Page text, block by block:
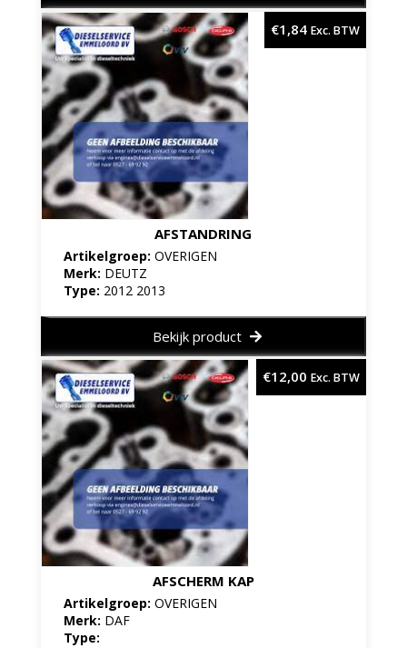
AFSTANDRING
Artikelgroep: OVERIGEN
Merk: DEUTZ
Type: 2012 2013
€1,84 Exc. BTW
Bekijk product
AFSCHERM KAP
Artikelgroep: OVERIGEN
Merk: DAF
Type:
€12,00 Exc. BTW